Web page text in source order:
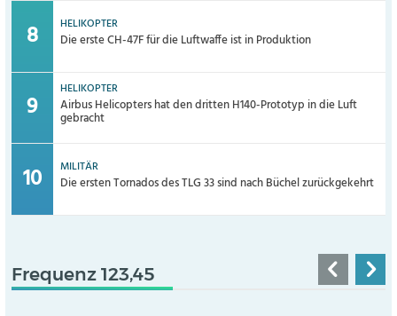
HELIKOPTER
Die erste CH-47F für die Luftwaffe ist in Produktion
HELIKOPTER
Airbus Helicopters hat den dritten H140-Prototyp in die Luft
gebracht
MILITÄR
Die ersten Tornados des TLG 33 sind nach Büchel zurückgekehrt
Frequenz 123,45